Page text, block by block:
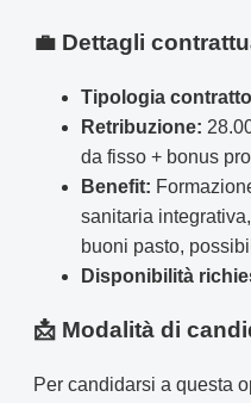
💼 Dettagli
Tipologia
Retribuzione:
da fisso + bonus
Benefit:
sanitaria
buoni pasto,
Disponibilità
📩 Modalità di
Per candidarsi a questa